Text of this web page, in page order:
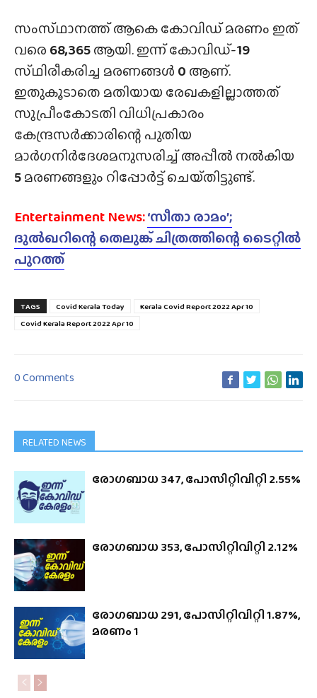
സംസ്‌ഥാനത്ത് ആകെ കോവിഡ് മരണം ഇത്
വരെ 68,365ആയി. ഇന്ന് കോവിഡ്-19
സ്‌ഥിരീകരിച്ച മരണങ്ങള്‍ 0 ആണ്.
ഇതുകൂടാതെ മതിയായ രേഖകളില്ലാത്തത്
സുപ്രീംകോടതി വിധിപ്രകാരം
കേന്ദ്രസര്‍ക്കാരിന്റെ പുതിയ
മാര്‍ഗനിര്‍ദേശമനുസരിച്ച് അപ്പീല്‍ നല്‍കിയ
5മരണങ്ങളും റിപ്പോര്‍ട്ട് ചെയ്‌തിട്ടുണ്ട്‌.
Entertainment News:‘സീതാ രാമം’;
ദുൽഖറിന്റെ തെലുങ്ക് ചിത്രത്തിന്റെ ടൈറ്റിൽ
പുറത്ത്
TAGS Covid Kerala Today
Kerala Covid Report 2022 Apr 10
Covid Kerala Report 2022 Apr 10
0 Comments
RELATED NEWS
രോഗബാധ 347, പോസിറ്റിവിറ്റി 2.55%
രോഗബാധ 353, പോസിറ്റിവിറ്റി 2.12%
രോഗബാധ 291, പോസിറ്റിവിറ്റി 1.87%,
മരണം 1